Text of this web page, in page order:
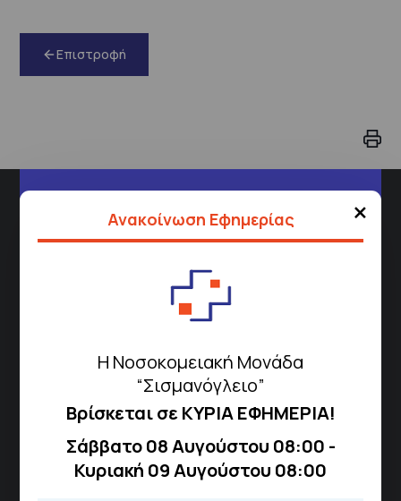
×
Ανακοίνωση Εφημερίας
Η Νοσοκομειακή Μονάδα
“Σισμανόγλειο”
Βρίσκεται σε ΚΥΡΙΑ ΕΦΗΜΕΡΙΑ!
Σάββατο 08 Αυγούστου 08:00 -
Κυριακή 09 Αυγούστου 08:00
Επιστροφή
Σισμανόγλειου 1,
Μαρούσι 151 26,
Περιοχής
Πως να έρθετε με ΜΜΜ
Τηλέφωνα για Ραντεβού
Για τα πρωινά και τα απογευματινά